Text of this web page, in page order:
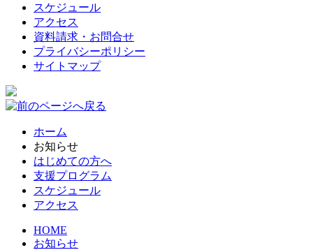
スケジュール
アクセス
資料請求・お問合せ
プライバシーポリシー
サイトマップ
ホーム
お知らせ
はじめての方へ
支援プログラム
スケジュール
アクセス
HOME
お知らせ